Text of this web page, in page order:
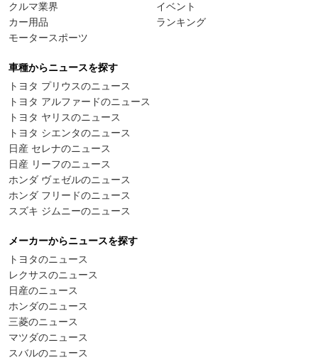
クルマ業界
カー用品
モータースポーツ
イベント
ランキング
車種からニュースを探す
トヨタ プリウスのニュース
トヨタ アルファードのニュース
トヨタ ヤリスのニュース
トヨタ シエンタのニュース
日産 セレナのニュース
日産 リーフのニュース
ホンダ ヴェゼルのニュース
ホンダ フリードのニュース
スズキ ジムニーのニュース
メーカーからニュースを探す
トヨタのニュース
レクサスのニュース
日産のニュース
ホンダのニュース
三菱のニュース
マツダのニュース
スバルのニュース